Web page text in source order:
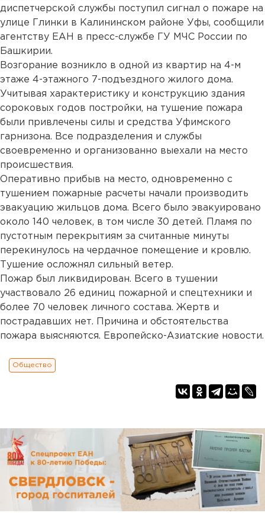
диспетчерской службы поступил сигнал о пожаре на
улице Глинки в Калининском районе Уфы, сообщили
агентству ЕАН в пресс-службе ГУ МЧС России по
Башкирии.
Возгорание возникло в одной из квартир на 4-м
этаже 4-этажного 7-подъездного жилого дома.
Учитывая характеристику и конструкцию здания
сороковых годов постройки, на тушение пожара
были привлечены силы и средства Уфимского
гарнизона. Все подразделения и службы
своевременно и организованно выехали на место
происшествия.
Оперативно прибыв на место, одновременно с
тушением пожарные расчеты начали производить
эвакуацию жильцов дома. Всего было эвакуировано
около 140 человек, в том числе 30 детей. Пламя по
пустотным перекрытиям за считанные минуты
перекинулось на чердачное помещение и кровлю.
Тушение осложнял сильный ветер.
Пожар был ликвидирован. Всего в тушении
участвовало 26 единиц пожарной и спецтехники и
более 70 человек личного состава. Жертв и
пострадавших нет. Причина и обстоятельства
пожара выясняются. Европейско-Азиатские новости.
Общество